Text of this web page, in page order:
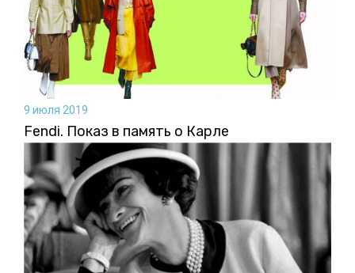
9 июля 2019
Fendi. Показ в память о Карле